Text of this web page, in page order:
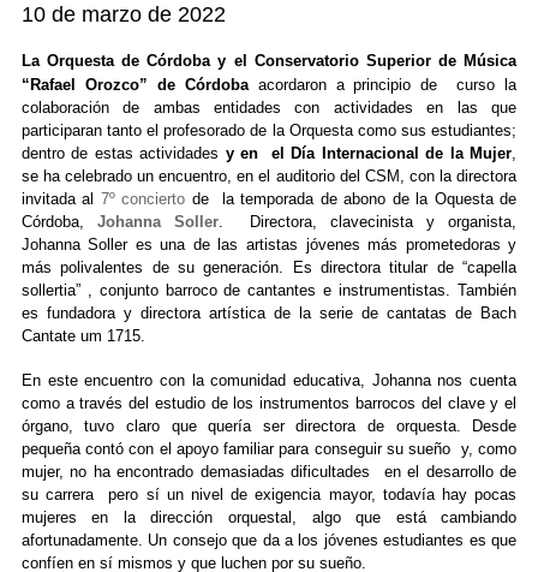
10 de marzo de 2022
La Orquesta de Córdoba y el Conservatorio Superior de Música
“Rafael Orozco” de Córdobaacordaron a principio de curso la
colaboración de ambas entidades con actividades en las que
participaran tanto el profesorado de la Orquesta como sus estudiantes;
dentro de estas actividades y en el Día Internacional de la Mujer
se ha celebrado un encuentro, en el auditorio del CSM, con la directora
invitada al 7º concierto de la temporada de abono de la Oquesta de
Córdoba, Johanna Soller. Directora, clavecinista y organista,
Johanna Soller es una de las artistas jóvenes más prometedoras y
más polivalentes de su generación. Es directora titular de “capella
sollertia” , conjunto barroco de cantantes e instrumentistas. También
es fundadora y directora artística de la serie de cantatas de Bach
Cantate um 1715.
En este encuentro con la comunidad educativa, Johanna nos cuenta
como a través del estudio de los instrumentos barrocos del clave y el
órgano, tuvo claro que quería ser directora de orquesta. Desde
pequeña contó con el apoyo familiar para conseguir su sueño y, como
mujer, no ha encontrado demasiadas dificultades en el desarrollo de
su carrera pero sí un nivel de exigencia mayor, todavía hay pocas
mujeres en la dirección orquestal, algo que está cambiando
afortunadamente. Un consejo que da a los jóvenes estudiantes es que
confíen en sí mismos y que luchen por su sueño.